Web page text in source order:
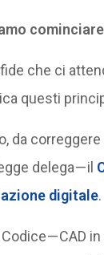
che ci
questi
da
delega — il
digitale.
— CAD